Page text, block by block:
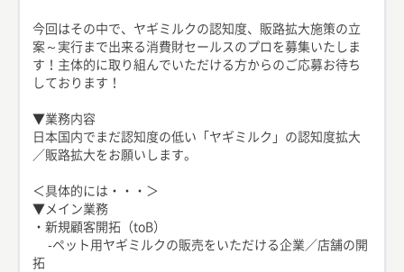
今回はその中で、ヤギミルクの認知度、販路拡大施策の立
案～実行まで出来る消費財セールスのプロを募集いたしま
す！主体的に取り組んでいただける方からのご応募お待ち
しております！
▼業務内容
日本国内でまだ認知度の低い「ヤギミルク」の認知度拡大
／販路拡大をお願いします。
＜具体的には・・・＞
▼メイン業務
・新規顧客開拓（toB）
-ペット用ヤギミルクの販売をいただける企業／店舗の開
拓